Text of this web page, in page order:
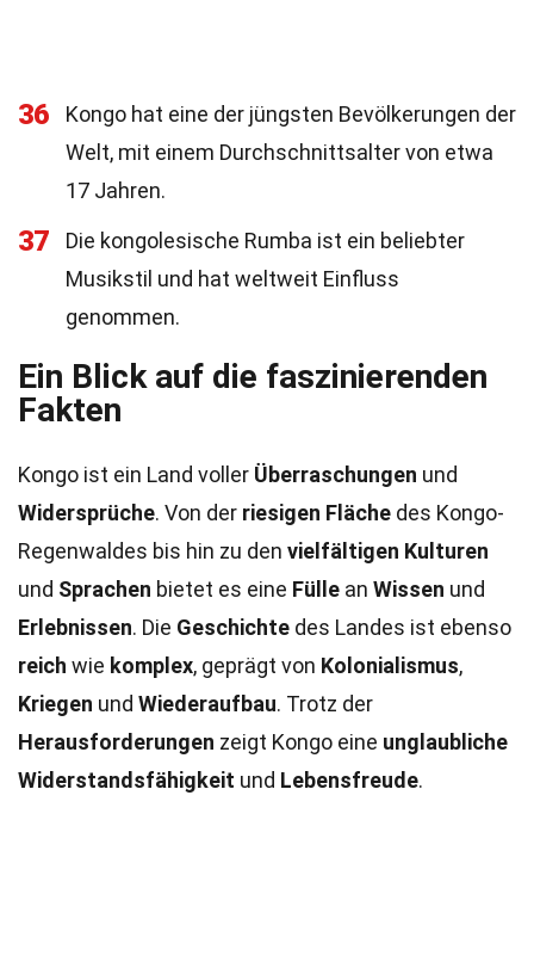
36
Kongo hat eine der jüngsten Bevölkerungen der
Welt, mit einem Durchschnittsalter von etwa
17 Jahren.
37
Die kongolesische Rumba ist ein beliebter
Musikstil und hat weltweit Einfluss
genommen.
Ein Blick auf die faszinierenden
Fakten
Kongo ist ein Land voller Überraschungen und
Widersprüche. Von der riesigen Fläche des Kongo-
Regenwaldes bis hin zu den vielfältigen Kulturen
und Sprachen bietet es eine Fülle an Wissen und
Erlebnissen. Die Geschichte des Landes ist ebenso
reich wie komplex, geprägt von Kolonialismus,
Kriegen und Wiederaufbau. Trotz der
Herausforderungen zeigt Kongo eine unglaubliche
Widerstandsfähigkeit und Lebensfreude.